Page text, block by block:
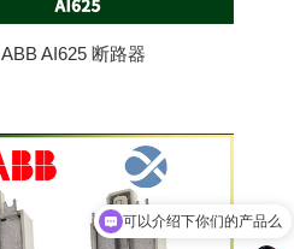
ABB AI625 断路器
可以介绍下你们的产品么